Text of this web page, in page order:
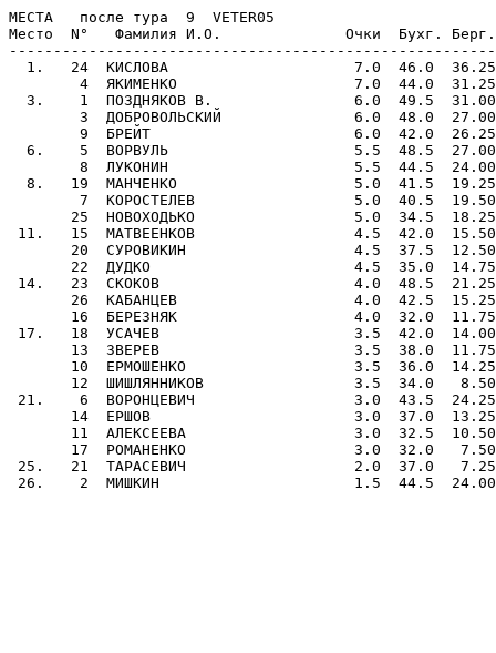
МЕСТА   после тура  9  VETER05
Место  N°   Фамилия И.О.              Очки  Бухг. Берг.
1.   24  КИСЛОВА                     7.0  46.0
4  ЯКИМЕНКО                    7.0  44.0
3.    1  ПОЗДНЯКОВ В.                6.0  49.5
3  ДОБРОВОЛЬСКИЙ               6.0  48.0
9  БРЕЙТ                       6.0  42.0
6.    5  ВОРВУЛЬ                     5.5  48.5
8  ЛУКОНИН                     5.5  44.5
8.   19  МАНЧЕНКО                    5.0  41.5
7  КОРОСТЕЛЕВ                  5.0  40.5
25  НОВОХОДЬКО                  5.0  34.5
11.   15  МАТВЕЕНКОВ                  4.5  42.0  15.50
20  СУРОВИКИН                   4.5  37.5
22  ДУДКО                       4.5  35.0
14.   23  СКОКОВ                      4.0  48.5  21.25
26  КАБАНЦЕВ                    4.0  42.5
16  БЕРЕЗНЯК                    4.0  32.0
17.   18  УСАЧЕВ                      3.5  42.0  14.00
13  ЗВЕРЕВ                      3.5  38.0
10  ЕРМОШЕНКО                   3.5  36.0
12  ШИШЛЯННИКОВ                 3.5  34.0
21.    6  ВОРОНЦЕВИЧ                  3.0  43.5  24.25
14  ЕРШОВ                       3.0  37.0
11  АЛЕКСЕЕВА                   3.0  32.5
17  РОМАНЕНКО                   3.0  32.0
25.   21  ТАРАСЕВИЧ                   2.0  37.0   7.25